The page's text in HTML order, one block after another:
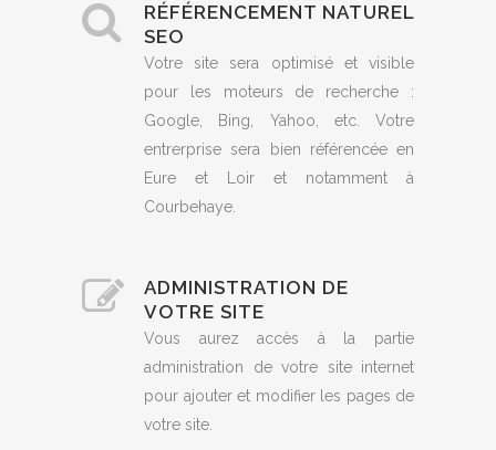
RÉFÉRENCEMENT NATUREL
SEO
Votre site sera optimisé et visible
pour les moteurs de recherche :
Google, Bing, Yahoo, etc. Votre
entrerprise sera bien référencée en
Eure et Loir et notamment à
Courbehaye.
ADMINISTRATION DE
VOTRE SITE
Vous aurez accès à la partie
administration de votre site internet
pour ajouter et modifier les pages de
votre site.